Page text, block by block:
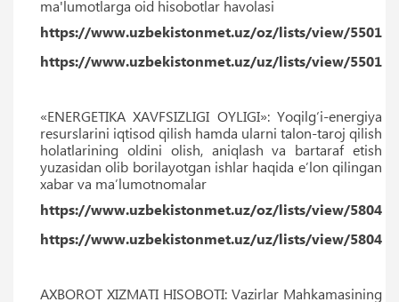
ma'lumotlarga oid hisobotlar havolasi
https://www.uzbekistonmet.uz/oz/lists/view/5501
https://www.uzbekistonmet.uz/uz/lists/view/5501
«ENERGETIKA XAVFSIZLIGI OYLIGI»: Yoqilg‘i-energiya
resurslarini iqtisod qilish hamda ularni talon-taroj qilish
holatlarining oldini olish, aniqlash va bartaraf etish
yuzasidan olib borilayotgan ishlar haqida e’lon qilingan
xabar va ma’lumotnomalar
https://www.uzbekistonmet.uz/oz/lists/view/5804
https://www.uzbekistonmet.uz/uz/lists/view/5804
AXBOROT XIZMATI HISOBOTI: Vazirlar Mahkamasining